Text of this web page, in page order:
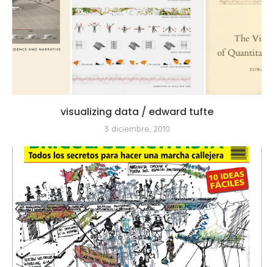
visualizing data / edward tufte
3 diciembre, 2010